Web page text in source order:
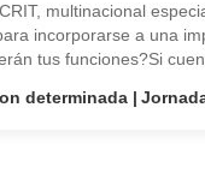
multinacional
incorporarse a una
tus funciones?Si
determinada